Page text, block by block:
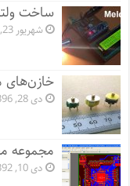
ساخت
شهریور 23, 1397
خازن‌های
دی 28, 1396
مجموعه
دی 10, 1392